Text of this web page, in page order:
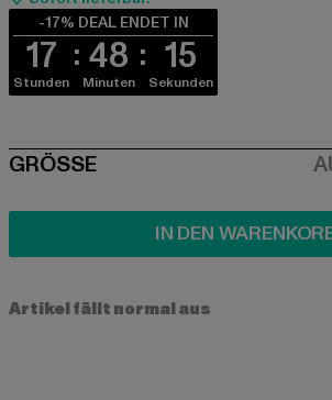
-17% DEAL ENDET IN
17
Stunden
48
Minuten
15
Sekunden
SIZE
GRÖSSE
IN DEN
Artikel fällt normal aus